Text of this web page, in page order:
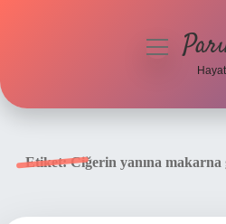
menüyü
Etiket:Ciğerin yanına makarna